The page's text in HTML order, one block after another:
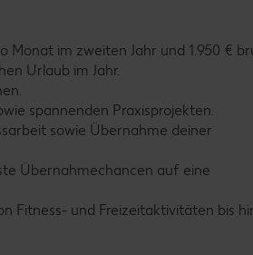
Monat im zweiten Jahr und 1.950 €
Urlaub im Jahr.
spannenden Praxisprojekten.
sowie Übernahme deiner
Übernahmechancen auf eine
Fitness- und Freizeitaktivitäten bis